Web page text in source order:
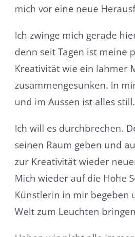
mich vor eine neue
Ich zwinge mich gerade
denn seit Tagen ist meine
Kreativität wie ein lahmer
zusammengesunken. In
und im Aussen ist alles still.
Ich will es durchbrechen.
seinen Raum geben und
zur Kreativität wieder
Mich wieder auf die Hohe
Künstlerin in mir begeben
Welt zum Leuchten